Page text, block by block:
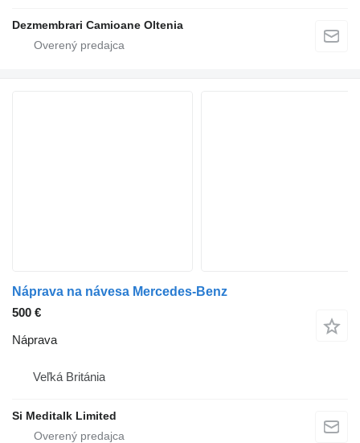
Dezmembrari Camioane Oltenia
Náprava na návesa Mercedes-Benz
500 €
Náprava
Veľká Británia
Si Meditalk Limited